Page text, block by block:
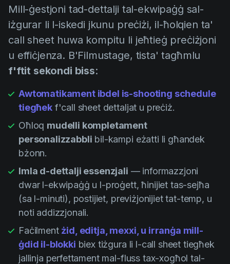
Mill-ġestjoni tad-dettalji tal-ekwipaġġ sal-
iżgurar li l-iskedi jkunu preċiżi, il-ħolqien ta'
call sheet huwa kompitu li jeħtieġ preċiżjoni
u effiċjenza. B'Filmustage, tista' tagħmlu
f'ftit sekondi biss:
Awtomatikament ibdel is-shooting schedule
tiegħekf'call sheet dettaljat u preċiż.
Oħloq mudelli kompletament
personalizzabbli bil-kampi eżatti li għandek
bżonn.
Imla d-dettalji essenzjali — informazzjoni
dwar l-ekwipaġġ u l-proġett, ħinijiet tas-sejħa
(sa l-minuti), postijiet, previżjonijiet tat-temp, u
noti addizzjonali.
Faċilment żid, editja, mexxi, u irranġa mill-
ġdid il-blokki biex tiżgura li l-call sheet tiegħek
jallinja perfettament mal-fluss tax-xogħol tal-